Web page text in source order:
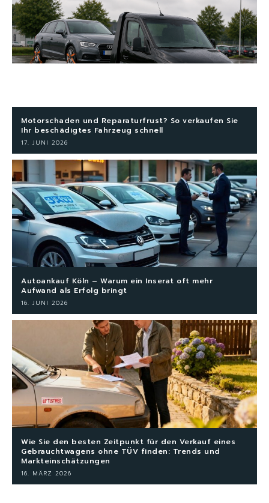
Motorschaden und Reparaturfrust? So verkaufen Sie
Ihr beschädigtes Fahrzeug schnell
17. JUNI 2026
Autoankauf Köln – Warum ein Inserat oft mehr
Aufwand als Erfolg bringt
16. JUNI 2026
Wie Sie den besten Zeitpunkt für den Verkauf eines
Gebrauchtwagens ohne TÜV finden: Trends und
Markteinschätzungen
16. MÄRZ 2026